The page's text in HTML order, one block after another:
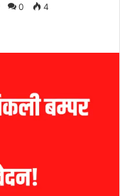
0 4